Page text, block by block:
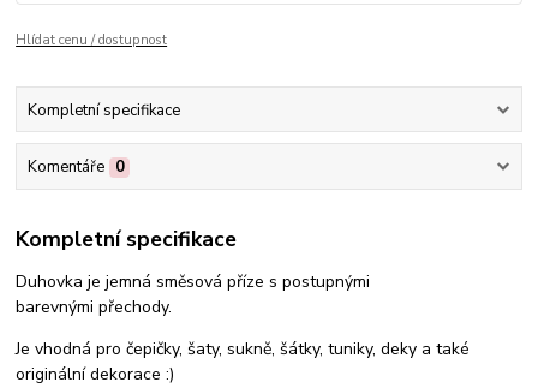
Hlídat cenu / dostupnost
Kompletní specifikace
Komentáře 0
Kompletní specifikace
Duhovka je jemná směsová příze s postupnými
barevnými přechody.
Je vhodná pro čepičky, šaty, sukně, šátky, tuniky, deky a také
originální dekorace :)